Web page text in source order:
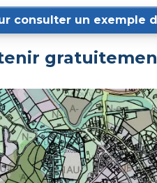
consulter un exemple